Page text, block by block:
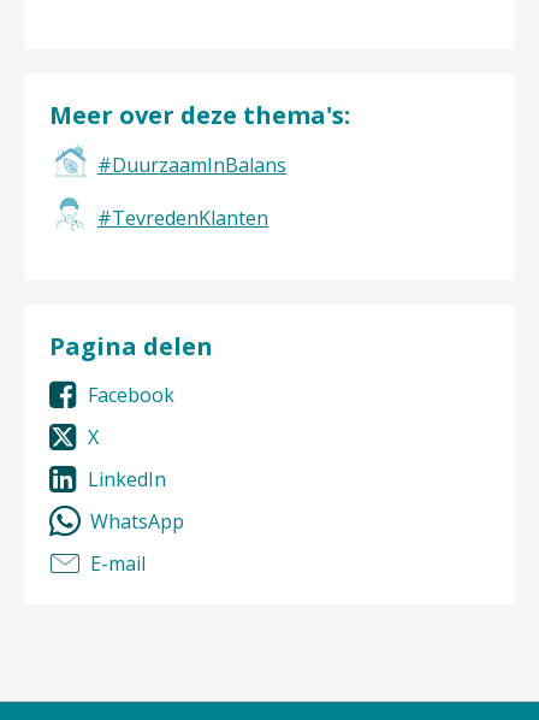
Meer over deze thema's:
#DuurzaamInBalans
#TevredenKlanten
Pagina delen
Facebook
X
LinkedIn
WhatsApp
E-mail